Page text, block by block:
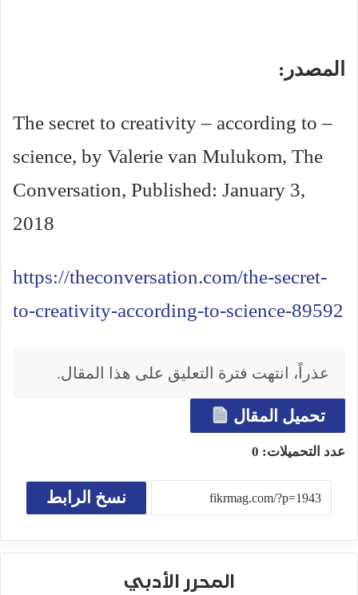
المصدر:
– The secret to creativity – according to
science, by Valerie van Mulukom, The
Conversation, Published: January 3,
2018
https://theconversation.com/the-secret-
to-creativity-according-to-science-89592
عذراً، انتهت فترة التعليق على هذا المقال.
تحميل المقال
عدد التحميلات: 0
نسخ الرابط
المحرر الأدبي